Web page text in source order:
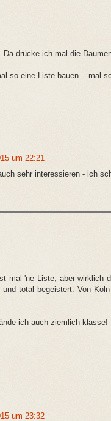
Da drücke ich mal die
so eine Liste bauen... mal
um 22:21
sehr interessieren - ich
mal 'ne Liste, aber wirklich
und total begeistert. Von
ich auch ziemlich klasse!
um 23:32